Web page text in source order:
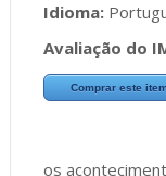
Idioma:
Avaliação do
Comprar este
os